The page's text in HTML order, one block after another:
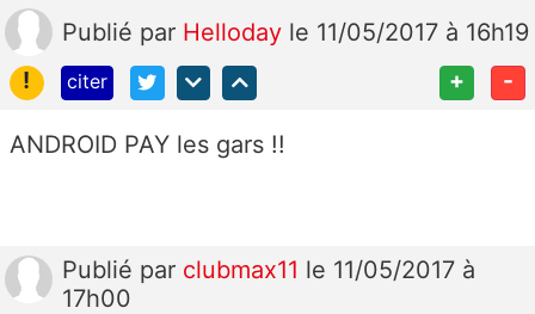
Publié par Helloday le 11/05/2017 à 16h19
!
citer + -
ANDROID PAY les gars !!
Publié par clubmax11 le 11/05/2017 à
17h00